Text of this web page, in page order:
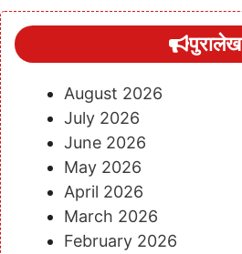
पुरालेख
August 2026
July 2026
June 2026
May 2026
April 2026
March 2026
February 2026